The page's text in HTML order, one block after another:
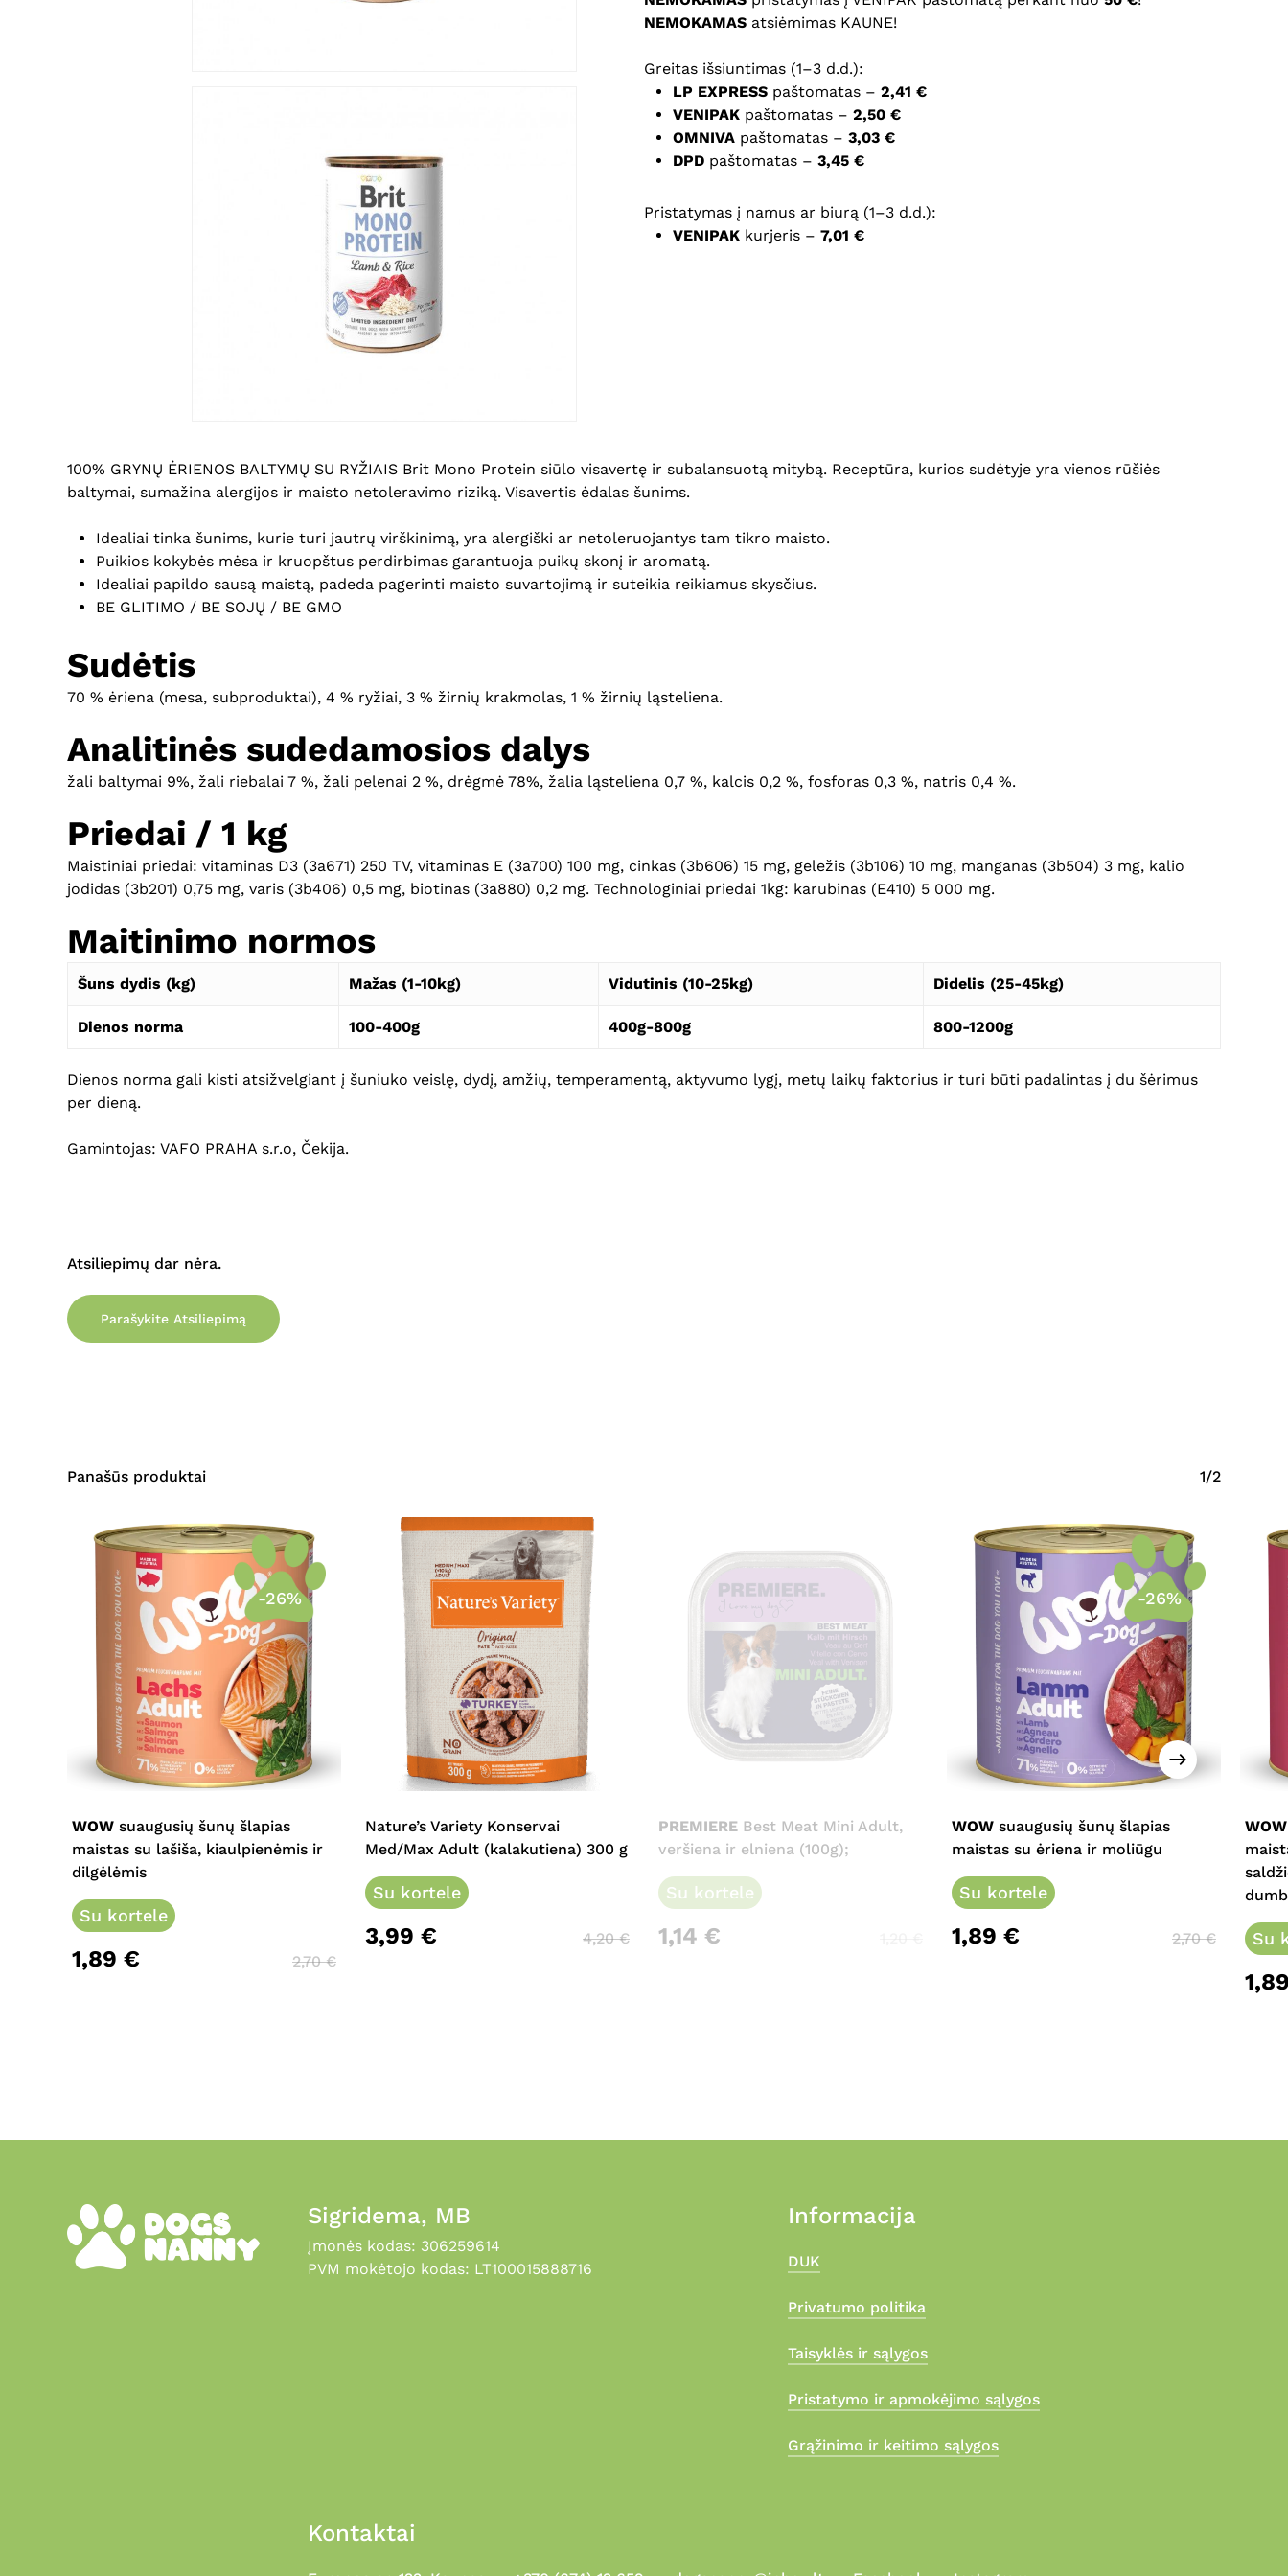
NEMOKAMAS atsiėmimas KAUNE!
Greitas išsiuntimas (1–3 d.d.):
LP EXPRESS paštomatas – 2,41 €
VENIPAK paštomatas – 2,50 €
OMNIVA paštomatas – 3,03 €
DPD paštomatas – 3,45 €
Pristatymas į namus ar biurą (1–3 d.d.):
VENIPAK kurjeris – 7,01 €
100% GRYNŲ ĖRIENOS BALTYMŲ SU RYŽIAIS Brit Mono Protein siūlo visavertę ir subalansuotą mitybą. Receptūra, kurios sudėtyje yra vienos rūšiės
baltymai, sumažina alergijos ir maisto netoleravimo riziką. Visavertis ėdalas šunims.
Idealiai tinka šunims, kurie turi jautrų virškinimą, yra alergiški ar netoleruojantys tam tikro maisto.
Puikios kokybės mėsa ir kruopštus perdirbimas garantuoja puikų skonį ir aromatą.
Idealiai papildo sausą maistą, padeda pagerinti maisto suvartojimą ir suteikia reikiamus skysčius.
BE GLITIMO / BE SOJŲ / BE GMO
Sudėtis
70 % ėriena (mesa, subproduktai), 4 % ryžiai, 3 % žirnių krakmolas, 1 % žirnių ląsteliena.
Analitinės sudedamosios dalys
žali baltymai 9%, žali riebalai 7 %, žali pelenai 2 %, drėgmė 78%, žalia ląsteliena 0,7 %, kalcis 0,2 %, fosforas 0,3 %, natris 0,4 %.
Priedai / 1 kg
Maistiniai priedai: vitaminas D3 (3a671) 250 TV, vitaminas E (3a700) 100 mg, cinkas (3b606) 15 mg, geležis (3b106) 10 mg, manganas (3b504) 3 mg, kalio
jodidas (3b201) 0,75 mg, varis (3b406) 0,5 mg, biotinas (3a880) 0,2 mg. Technologiniai priedai 1kg: karubinas (E410) 5 000 mg.
Maitinimo normos
Šuns dydis (kg) Mažas (1-10kg) Vidutinis (10-25kg) Didelis (25-45kg)
Dienos norma 100-400g 400g-800g 800-1200g
Dienos norma gali kisti atsižvelgiant į šuniuko veislę, dydį, amžių, temperamentą, aktyvumo lygį, metų laikų faktorius ir turi būti padalintas į du šėrimus
per dieną.
Gamintojas: VAFO PRAHA s.r.o, Čekija.
Atsiliepimų dar nėra.
Parašykite Atsiliepimą
Panašūs produktai 1/2
-26%
This
product
multiple
variants.
The
may
be
chosen
WOW suaugusių šunų šlapias
maistas su lašiša, kiaulpienėmis ir
dilgėlėmis
Su kortele
1,89 € 2,70€
Nature’s Variety Konservai
Med/Max Adult (kalakutiena) 300 g
Su kortele
3,99 € 4,20€
PREMIERE Best Meat Mini Adult,
veršiena ir elniena (100g);
Su kortele
1,14 €
-26%
This
product
multiple
variants.
options
may
be
WOW suaugusių šunų šlapias
maistas su ėriena ir moliūgu
Su kortele
1,89 € 2,70€
This
The
be
on
WOW
Su
Sigridema, MB
Įmonės kodas: 306259614
PVM mokėtojo kodas: LT100015888716
Informacija
DUK
Privatumo politika
Taisyklės ir sąlygos
Pristatymo ir apmokėjimo sąlygos
Grąžinimo ir keitimo sąlygos
Kontaktai
puslapį, kad jų nebereiktų įvesti iš naujo, kai kitą kartą vėl norėsiu parašyti
komentarą.